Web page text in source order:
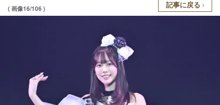
( 画像16/106 ) 記事に戻る